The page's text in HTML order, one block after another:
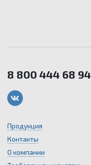
8 800 444 68 94
Продукция
Контакты
О компании